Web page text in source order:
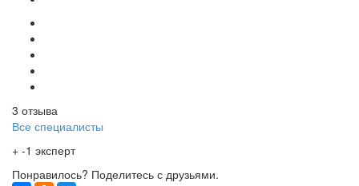
3 отзыва
Все специалисты
+ -1 эксперт
Понравилось? Поделитесь с друзьями.